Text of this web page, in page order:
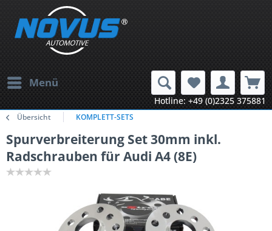
Menü
Hotline: +49 (0)2325 375881
Übersicht KOMPLETT-SETS
Spurverbreiterung Set 30mm inkl.
Radschrauben für Audi A4 (8E)